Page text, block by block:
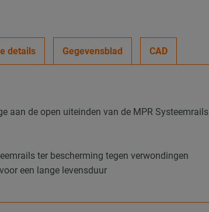
details Gegevensblad CAD
aan de open uiteinden van de MPR Systeemrails
ter bescherming tegen verwondingen
een lange levensduur